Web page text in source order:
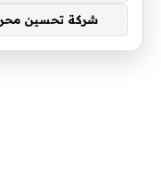
شركة تحسين